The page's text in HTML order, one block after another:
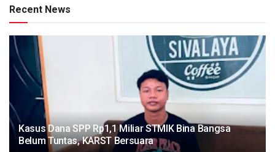
Recent News
Kasus Dana SPP Rp1,1 Miliar STMIK Bina Bangsa
Belum Tuntas, KARST Bersuara